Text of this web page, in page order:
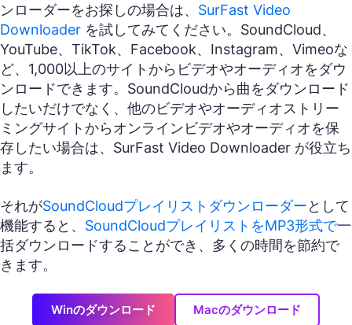
ンローダーをお探しの場合は、 SurFast Video
Downloader を試してみてください。SoundCloud、
YouTube、TikTok、Facebook、Instagram、Vimeoな
ど、1,000以上のサイトからビデオやオーディオをダウ
ンロードできます。SoundCloudから曲をダウンロード
したいだけでなく、他のビデオやオーディオストリー
ミングサイトからオンラインビデオやオーディオを保
存したい場合は、SurFast Video Downloader が役立ち
ます。
それがSoundCloudプレイリストダウンローダーとして
機能すると、 SoundCloudプレイリストをMP3形式で一
括ダウンロードすることができ、多くの時間を節約で
きます。
Winのダウンロード Macのダウンロード